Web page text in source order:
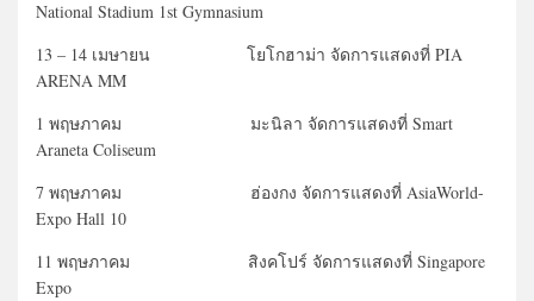
National Stadium 1st Gymnasium
13 – 14 เมษายน โยโกฮาม่า จัดการแสดงที่ PIA
ARENA MM
1 พฤษภาคม มะนิลา จัดการแสดงที่ Smart
Araneta Coliseum
7 พฤษภาคม ฮ่องกง จัดการแสดงที่ AsiaWorld-
Expo Hall 10
11 พฤษภาคม สิงคโปร์ จัดการแสดงที่ Singapore
Expo